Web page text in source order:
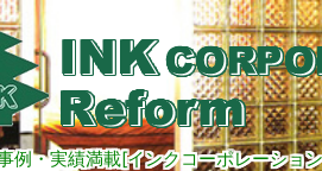
例・実績満載[インクコーポレーショ